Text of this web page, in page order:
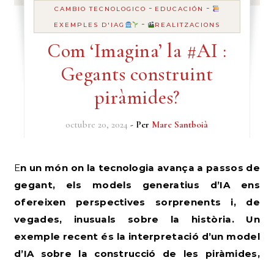
CAMBIO TECNOLOGICO - EDUCACIÓN -
EXEMPLES D'IAG - REALITZACIONS
Com ‘Imagina’ la #AI :
Gegants construint
piràmides?
octubre 20, 2024 - Per Marc Santboià
En un món on la tecnologia avança a passos de
gegant, els models generatius d’IA ens
ofereixen perspectives sorprenents i, de
vegades, inusuals sobre la història. Un
exemple recent és la interpretació d’un model
d’IA sobre la construcció de les piràmides,